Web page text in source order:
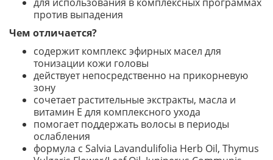
против выпадения
Чем отличается?
содержит комплекс эфирных масел для
тонизации кожи головы
действует непосредственно на прикорневую
зону
сочетает растительные экстракты, масла и
витамин Е для комплексного ухода
помогает поддержать волосы в периоды
ослабления
формула с Salvia Lavandulifolia Herb Oil, Thymus